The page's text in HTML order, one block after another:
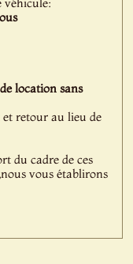
location sans
retour au lieu de
du cadre de ces
vous établirons